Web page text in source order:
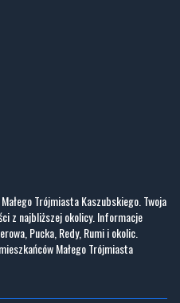
Trójmiasta Kaszubskiego. Twoja
z najbliższej okolicy. Informacje
Pucka, Redy, Rumi i okolic.
Małego Trójmiasta